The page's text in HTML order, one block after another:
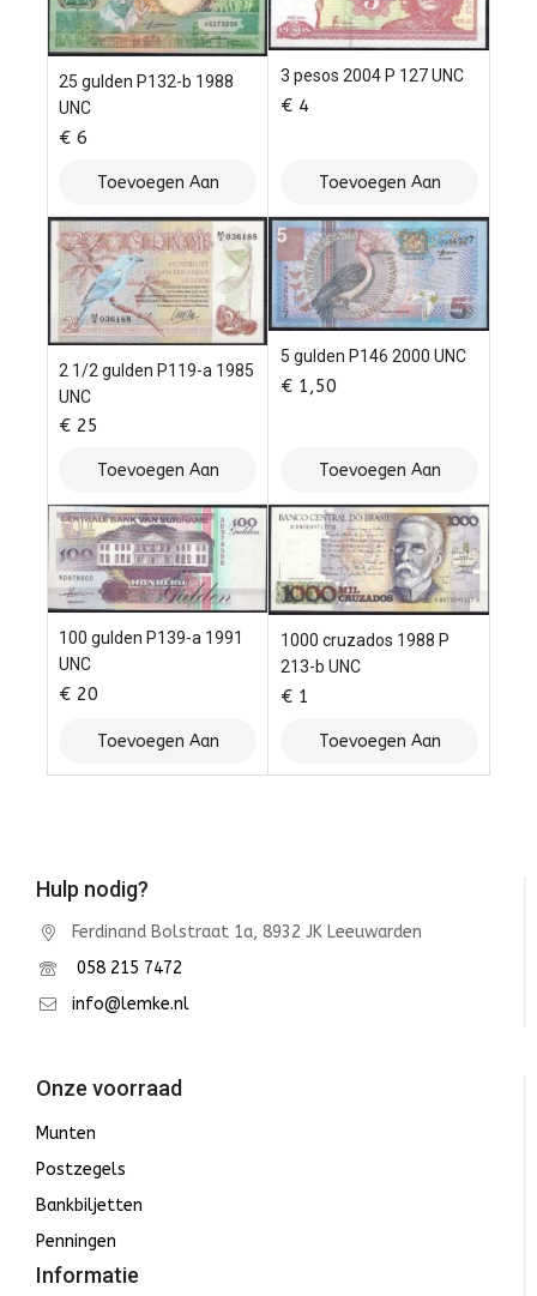
25 gulden P132-b 1988
UNC
€ 6
Toevoegen Aan
Winkelwagen
3 pesos 2004 P 127 UNC
€ 4
Toevoegen Aan
Winkelwagen
2 1/2 gulden P119-a 1985
UNC
€ 25
Toevoegen Aan
Winkelwagen
5 gulden P146 2000 UNC
€ 1,50
Toevoegen Aan
Winkelwagen
100 gulden P139-a 1991
UNC
€ 20
Toevoegen Aan
Winkelwagen
1000 cruzados 1988 P
213-b UNC
€ 1
Toevoegen Aan
Winkelwagen
Hulp nodig?
Ferdinand Bolstraat 1a, 8932 JK Leeuwarden
058 215 7472
info@lemke.nl
Onze voorraad
Munten
Postzegels
Bankbiljetten
Penningen
Informatie